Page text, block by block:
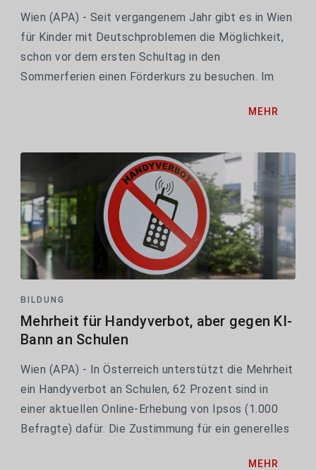
Wien (APA) - Seit vergangenem Jahr gibt es in Wien
für Kinder mit Deutschproblemen die Möglichkeit,
schon vor dem ersten Schultag in den
Sommerferien einen Förderkurs zu besuchen. Im
MEHR
BILDUNG
Mehrheit für Handyverbot, aber gegen KI-
Bann an Schulen
Wien (APA) - In Österreich unterstützt die Mehrheit
ein Handyverbot an Schulen, 62 Prozent sind in
einer aktuellen Online-Erhebung von Ipsos (1.000
Befragte) dafür. Die Zustimmung für ein generelles
MEHR